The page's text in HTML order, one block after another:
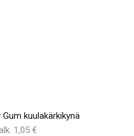
Gum kuulakärkikynä
1,05 €